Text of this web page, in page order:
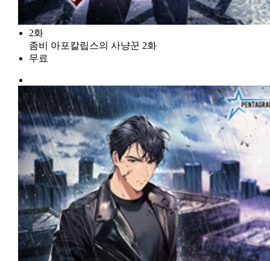
2화
좀비 아포칼립스의 사냥꾼 2화
무료